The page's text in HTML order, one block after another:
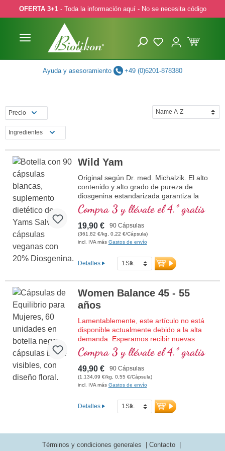
al contenido principal
Saltar a la búsqueda
Saltar a la navegación principal
OFERTA 3+1- Toda la información aquí - No se necesita código
Ayuda y asesoramiento +49 (0)6201-878380
Precio
Ingredientes
Wild Yam
Original según Dr. med. Michalzik. El alto
contenido y alto grado de pureza de
diosgenina estandarizada garantiza la
calidad excepcional. Producido en nuestra
propia producción desde hace más de 20
años, sin todos los aditivos. Estamos
encantados de asesorarle y estamos a su
disposición para cualquier pregunta.
Compra 3 y llévate el 4.º gratis
19,90 € 90 Cápsulas
(361,82 €/kg, 0,22 €/Cápsula)
incl. IVA más Gastos de envío
Detalles
Women Balance 45 - 55
años
Lamentablemente, este artículo no está
disponible actualmente debido a la alta
demanda. Esperamos recibir nuevas
existencias en la semana 29/2026.
Para la mujer de 45 a 55 años, 90
cápsulas en vidrio violeta de alta calidad.
Compra 3 y llévate el 4.º gratis
49,90 € 90 Cápsulas
(1.134,09 €/kg, 0,55 €/Cápsula)
incl. IVA más Gastos de envío
Detalles
Términos y condiciones generales Contacto